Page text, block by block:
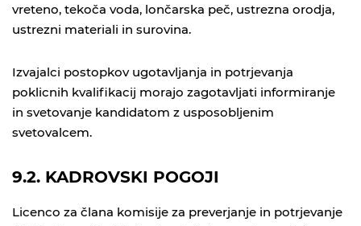
vreteno, tekoča voda, lončarska peč, ustrezna orodja,
ustrezni materiali in surovina.
Izvajalci postopkov ugotavljanja in potrjevanja
poklicnih kvalifikacij morajo zagotavljati informiranje
in svetovanje kandidatom z usposobljenim
svetovalcem.
9.2. KADROVSKI POGOJI
Licenco za člana komisije za preverjanje in potrjevanje